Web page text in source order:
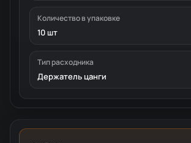
Количество в упаковке
10 шт
Тип расходника
Держатель цанги